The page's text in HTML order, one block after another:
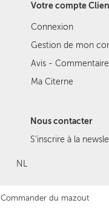
Votre compte
Connexion
Gestion de mon
Avis -
Ma Citerne
Nous contacter
S'inscrire à la
NL
Commander du mazout